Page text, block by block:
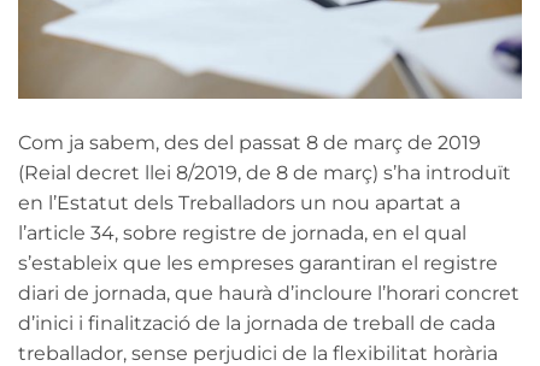
Com ja sabem, des del passat 8 de març de 2019
(Reial decret llei 8/2019, de 8 de març) s’ha introduït
en l’Estatut dels Treballadors un nou apartat a
l’article 34, sobre registre de jornada, en el qual
s’estableix que les empreses garantiran el registre
diari de jornada, que haurà d’incloure l’horari concret
d’inici i finalització de la jornada de treball de cada
treballador, sense perjudici de la flexibilitat horària